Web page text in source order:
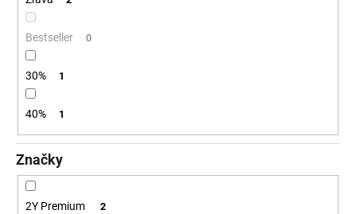
Bestseller 0
30% 1
40% 1
Značky
2Y Premium 2
O
č
a
m